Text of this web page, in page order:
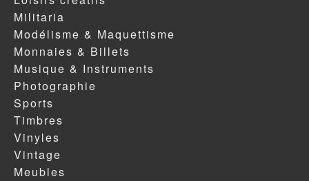
Militaria
Modélisme & Maquettisme
Monnaies & Billets
Musique & Instruments
Photographie
Sports
Timbres
Vinyles
Vintage
Meubles